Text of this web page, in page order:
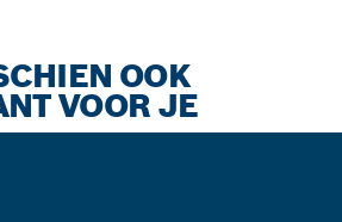
OOK
VOOR JE